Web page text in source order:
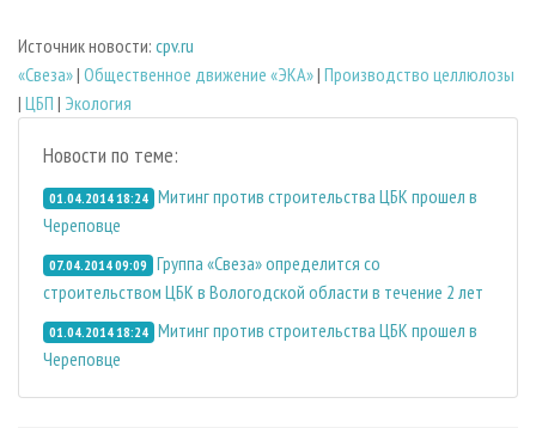
Источник новости: cpv.ru
«Свеза»| Общественное движение «ЭКА»| Производство целлюлозы
| ЦБП | Экология
Новости по теме:
01.04.2014 18:24 Митинг против строительства ЦБК прошел в
Череповце
07.04.2014 09:09 Группа «Свеза» определится со
строительством ЦБК в Вологодской области в течение 2 лет
01.04.2014 18:24 Митинг против строительства ЦБК прошел в
Череповце